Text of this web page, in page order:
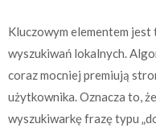
Kluczowym elementem
wyszukiwań lokalnych.
coraz mocniej premiują
użytkownika. Oznacza to,
wyszukiwarkę frazę typu